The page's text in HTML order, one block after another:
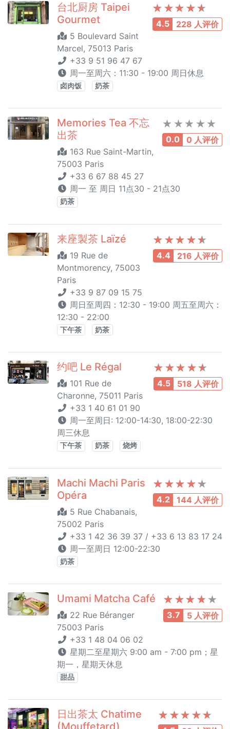
4.5 228 人评价
台北厨房 Taipei
Gourmet
5 Boulevard Saint
Marcel, 75013 Paris
+33 9 51 96 47 67
周一至周六：11:30 - 19:00 周日休息
卤肉饭 奶茶
0.0 0 人评价
Memories Tea 不忘
出茶
163 Rue Saint-Martin,
75003 Paris
+33 6 67 88 45 27
周一 至 周日 11点30 - 21点30
奶茶
4.4 216 人评价
来座製茶 Laïzé
19 Rue de
Montmorency, 75003
Paris
+33 9 87 09 15 75
周日至周四：12:30 - 19:00 周五至周六：
12:30 - 22:00
下午茶 奶茶
4.5 518 人评价
约吧 Le Régal
101 Rue de
Charonne, 75011 Paris
+33 1 40 61 01 90
周一至周日: 12:00-14:30, 18:00-22:30
周三休息
下午茶 奶茶 烧烤
4.2 144 人评价
Machi Machi Paris
Opéra
5 Rue Chabanais,
75002 Paris
+33 1 42 36 39 37 / +33 6 13 83 17 24
周一至周日 12:00-22:30
奶茶
3.7 5 人评价
Umami Matcha Café
22 Rue Béranger
75003 Paris
+33 1 48 04 06 02
星期二至星期六 9:00 am - 7:00 pm；星
期一，星期天休息
甜品
日出茶太 Chatime